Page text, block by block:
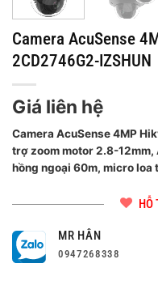
Camera AcuSense
2CD2746G2-IZSHUN
Giá liên hệ
Camera AcuSense 4MP
trợ zoom motor 2.8-
hồng ngoại 60m, micro loa
HỖ
MR HÂN
0947268338